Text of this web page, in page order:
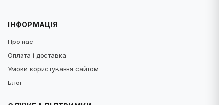
Види та використання
вибухозахищених вентиляторів
Вибухозахищені вентилятори є обов'язковими
нафтоперегінних заводів, паливних станцій та
ІНФОРМАЦІЯ
Про нас
Оплата і доставка
Умови користування сайтом
Блог